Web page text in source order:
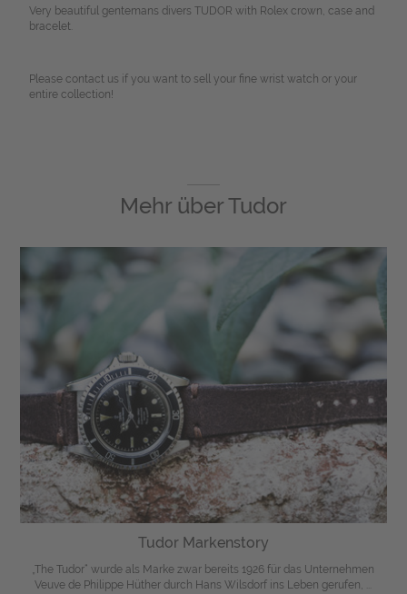
Very beautiful gentemans divers TUDOR with Rolex crown, case and
bracelet.
Please contact us if you want to sell your fine wrist watch or your
entire collection!
Mehr überTudor
Tudor Markenstory
„The Tudor“ wurde als Marke zwar bereits 1926 für das Unternehmen
Veuve de Philippe Hüther durch Hans Wilsdorf ins Leben gerufen, ...